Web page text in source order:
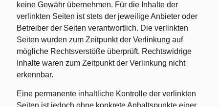
keine Gewähr übernehmen. Für die Inhalte der
verlinkten Seiten ist stets der jeweilige Anbieter oder
Betreiber der Seiten verantwortlich. Die verlinkten
Seiten wurden zum Zeitpunkt der Verlinkung auf
mögliche Rechtsverstöße überprüft. Rechtswidrige
Inhalte waren zum Zeitpunkt der Verlinkung nicht
erkennbar.
Eine permanente inhaltliche Kontrolle der verlinkten
Seiten ist jedoch ohne konkrete Anhaltspunkte einer